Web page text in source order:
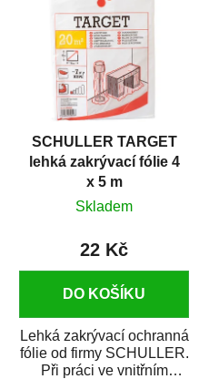
SCHULLER TARGET
lehká zakrývací fólie 4
x 5 m
Skladem
22 Kč
DO KOŠÍKU
Lehká zakrývací ochranná
fólie od firmy SCHULLER.
Při práci ve vnitřním